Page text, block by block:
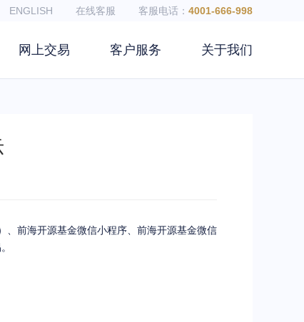
ENGLISH 在线客服 客服电话： 4001-666-998
网上交易 客户服务 关于我们
、前海开源基金微信小程序、前海开源基金微信